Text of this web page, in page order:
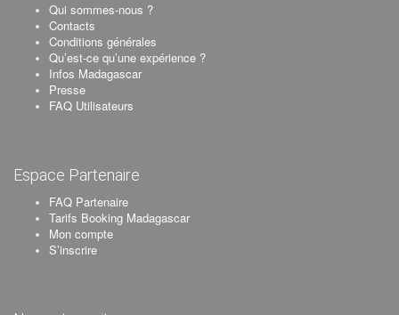
Qui sommes-nous ?
Contacts
Conditions générales
Qu’est-ce qu’une expérience ?
Infos Madagascar
Presse
FAQ Utilisateurs
Espace Partenaire
FAQ Partenaire
Tarifs Booking Madagascar
Mon compte
S’inscrire